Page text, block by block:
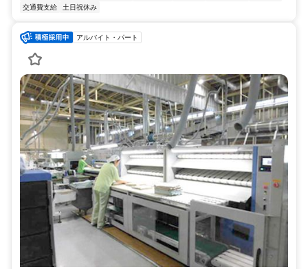
交通費支給
土日祝休み
アルバイト・パート